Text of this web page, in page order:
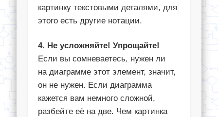
картинку текстовыми деталями, для
этого есть другие нотации.
4. Не усложняйте! Упрощайте!
Если вы сомневаетесь, нужен ли
на диаграмме этот элемент, значит,
он не нужен. Если диаграмма
кажется вам немного сложной,
разбейте её на две. Чем картинка